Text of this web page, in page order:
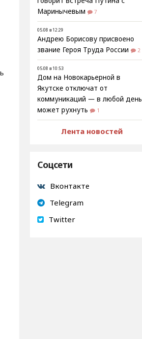
Маринычевым
7
05.08 в 12:29
Андрею Борисову присвоено
звание Героя Труда России
2
05.08 в 10:53
Дом на Новокарьерной в
Якутске отключат от
коммуникаций — в любой день
может рухнуть
1
Лента новостей
Соцсети
Вконтакте
Telegram
Twitter